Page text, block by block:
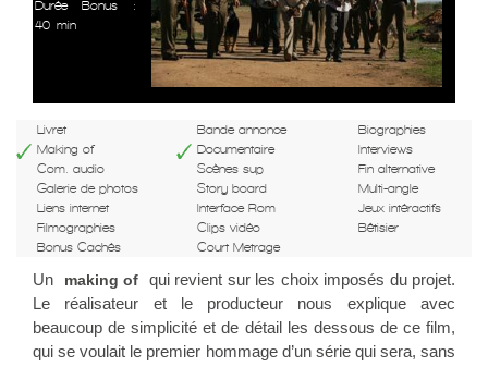
Durée Bonus :
40 min
Livret Bande annonce
Biographies
Making of
Documentaire
Interviews
Com. audio
Scènes sup
Fin alternative
Galerie de photos
Story board
Multi-angle
Liens internet
Interface Rom
Jeux intéractifs
Filmographies
Clips vidéo
Bêtisier
Bonus Cachés
Court Metrage
Un making of
qui revient sur les choix imposés du projet.
Le réalisateur et le producteur nous explique avec
beaucoup de simplicité et de détail les dessous de ce film,
qui se voulait le premier hommage d’un série qui sera, sans